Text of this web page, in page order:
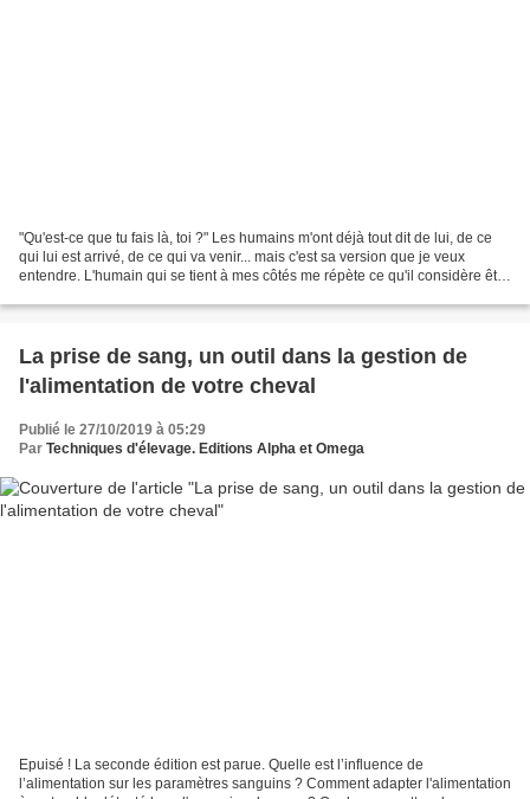
"Qu'est-ce que tu fais là, toi ?" Les humains m'ont déjà tout dit de lui, de ce
qui lui est arrivé, de ce qui va venir... mais c'est sa version que je veux
entendre. L'humain qui se tient à mes côtés me répète ce qu'il considère être
La prise de sang, un outil dans la gestion de
l'alimentation de votre cheval
Publié le 27/10/2019 à 05:29
Par Techniques d'élevage. Editions Alpha et Omega
Epuisé ! La seconde édition est parue. Quelle est l’influence de
l’alimentation sur les paramètres sanguins ? Comment adapter l'alimentation